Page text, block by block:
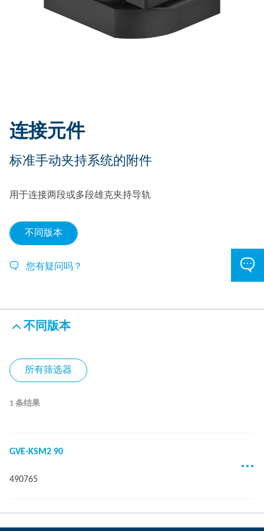
连接元件
标准手动夹持系统的附件
用于连接两段或多段雄克夹持导轨
不同版本
您有疑问吗？
不同版本
所有筛选器
1 条结果
GVE-KSM2 90
490765